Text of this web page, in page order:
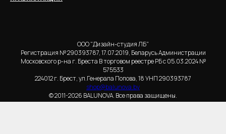
ООО "Дизайн-студия ЛБ"
Регистрация № 290393787, 17.07.2019, Беларусь Администрации
Московского р-на г. Бреста В торговом реестре РБ с 05.03.2024 №
575533
224012 г. Брест, ул.Генерала Попова, 18 УНП 290393787
shop@balunova.by
© 2011-2026 BALUNOVA. Все права защищены.